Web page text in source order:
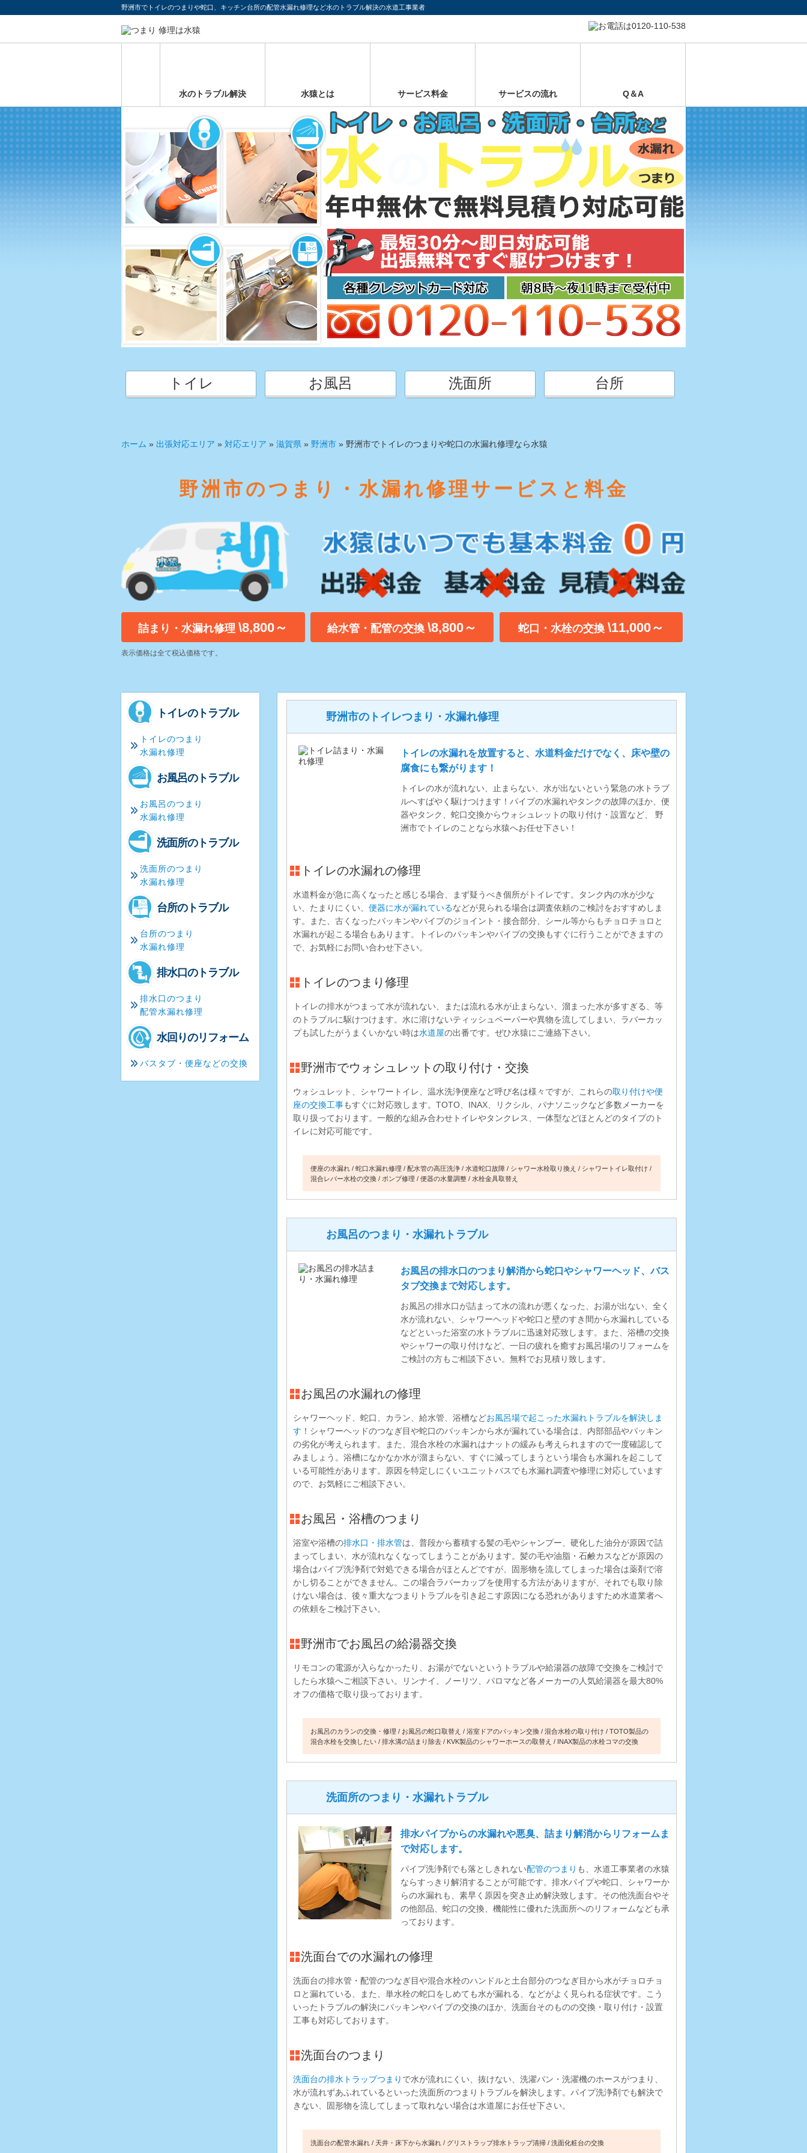
野洲市でトイレのつまりや蛇口、キッチン台所の配管水漏れ修理など水のトラブル解決の水道工事業者
水のトラブル解決 水猿とは サービス料金 サービスの流れ Q＆A
トイレ お風呂 洗面所 台所
ホーム » 出張対応エリア » 対応エリア » 滋賀県 » 野洲市 » 野洲市でトイレのつまりや蛇口の水漏れ修理なら水猿
野洲市のつまり・水漏れ修理サービスと料金
詰まり・水漏れ修理 \8,800～ 給水管・配管の交換 \8,800～ 蛇口・水栓の交換 \11,000～
表示価格は全て税込価格です。
野洲市のトイレつまり・水漏れ修理
トイレの水漏れを放置すると、水道料金だけでなく、床や壁の
腐食にも繋がります！
トイレの水が流れない、止まらない、水が出ないという緊急の水トラブ
ルへすばやく駆けつけます！パイプの水漏れやタンクの故障のほか、便
器やタンク、蛇口交換からウォシュレットの取り付け・設置など、 野
洲市でトイレのことなら水猿へお任せ下さい！
トイレの水漏れの修理
水道料金が急に高くなったと感じる場合、まず疑うべき個所がトイレです。タンク内の水が少な
い、たまりにくい、 便器に水が漏れているなどが見られる場合は調査依頼のご検討をおすすめしま
す。また、古くなったパッキンやパイプのジョイント・接合部分、シール等からもチョロチョロと
水漏れが起こる場合もあります。トイレのパッキンやパイプの交換もすぐに行うことができますの
で、お気軽にお問い合わせ下さい。
トイレのつまり修理
トイレの排水がつまって水が流れない、または流れる水が止まらない、溜まった水が多すぎる、等
のトラブルに駆けつけます。水に溶けないティッシュペーパーや異物を流してしまい、ラバーカッ
プも試したがうまくいかない時は水道屋の出番です。ぜひ水猿にご連絡下さい。
野洲市でウォシュレットの取り付け・交換
ウォシュレット、シャワートイレ、温水洗浄便座など呼び名は様々ですが、これらの取り付けや便
座の交換工事もすぐに対応致します。TOTO、INAX、リクシル、パナソニックなど多数メーカーを
取り扱っております。一般的な組み合わせトイレやタンクレス、一体型などほとんどのタイプのト
イレに対応可能です。
便座の水漏れ 蛇口水漏れ修理 配水管の高圧洗浄 水道蛇口故障 シャワー水栓取り換え
シャワートイレ取付け
混合レバー水栓の交換
ポンプ修理 便器の水量調整 水栓金具取替え
お風呂のつまり・水漏れトラブル
お風呂の排水口のつまり解消から蛇口やシャワーヘッド、バス
タブ交換まで対応します。
お風呂の排水口が詰まって水の流れが悪くなった、お湯が出ない、全く
水が流れない、シャワーヘッドや蛇口と壁のすき間から水漏れしている
などといった浴室の水トラブルに迅速対応致します。また、浴槽の交換
やシャワーの取り付けなど、一日の疲れを癒すお風呂場のリフォームを
ご検討の方もご相談下さい。無料でお見積り致します。
お風呂の水漏れの修理
シャワーヘッド、蛇口、カラン、給水管、浴槽などお風呂場で起こった水漏れトラブルを解決しま
す ！シャワーヘッドのつなぎ目や蛇口のパッキンから水が漏れている場合は、内部部品やパッキン
の劣化が考えられます。また、混合水栓の水漏れはナットの緩みも考えられますので一度確認して
みましょう。浴槽になかなか水が溜まらない、すぐに減ってしまうという場合も水漏れを起こして
いる可能性があります。原因を特定しにくいユニットバスでも水漏れ調査や修理に対応しています
ので、お気軽にご相談下さい。
お風呂・浴槽のつまり
浴室や浴槽の排水口・排水管は、普段から蓄積する髪の毛やシャンプー、硬化した油分が原因で詰
まってしまい、水が流れなくなってしまうことがあります。髪の毛や油脂・石鹸カスなどが原因の
場合はパイプ洗浄剤で対処できる場合がほとんどですが、固形物を流してしまった場合は薬剤で溶
かし切ることができません。この場合ラバーカップを使用する方法がありますが、それでも取り除
けない場合は、後々重大なつまりトラブルを引き起こす原因になる恐れがありますため水道業者へ
の依頼をご検討下さい。
野洲市でお風呂の給湯器交換
リモコンの電源が入らなかったり、お湯がでないというトラブルや給湯器の故障で交換をご検討で
したら水猿へご相談下さい。リンナイ、ノーリツ、パロマなど各メーカーの人気給湯器を最大80%
オフの価格で取り扱っております。
お風呂のカランの交換・修理 お風呂の蛇口取替え 浴室ドアのパッキン交換 混合水栓の取り付け
TOTO製品の
混合水栓を交換したい
排水溝の詰まり除去 KVK製品のシャワーホースの取替え INAX製品の水栓コマの交換
洗面所のつまり・水漏れトラブル
排水パイプからの水漏れや悪臭、詰まり解消からリフォームま
で対応します。
パイプ洗浄剤でも落としきれない配管のつまり も、水道工事業者の水猿
ならすっきり解消することが可能です。排水パイプや蛇口、シャワーか
らの水漏れも、素早く原因を突き止め解決致します。その他洗面台やそ
の他部品、蛇口の交換、機能性に優れた洗面所へのリフォームなども承
っております。
洗面台での水漏れの修理
洗面台の排水管・配管のつなぎ目や混合水栓のハンドルと土台部分のつなぎ目から水がチョロチョ
ロと漏れている、また、単水栓の蛇口をしめても水が漏れる、などがよく見られる症状です。こう
いったトラブルの解決にパッキンやパイプの交換のほか、洗面台そのものの交換・取り付け・設置
工事も対応しております。
洗面台のつまり
洗面台の排水トラップつまり で水が流れにくい、抜けない、洗濯パン・洗濯機のホースがつまり、
水が流れずあふれているといった洗面所のつまりトラブルを解決します。パイプ洗浄剤でも解決で
きない、固形物を流してしまって取れない場合は水道屋にお任せ下さい。
洗面台の配管水漏れ 天井・床下から水漏れ グリストラップ排水トラップ清掃 洗面化粧台の交換
トイレのトラブル
トイレのつまり
水漏れ修理
お風呂のトラブル
お風呂のつまり
水漏れ修理
洗面所のトラブル
洗面所のつまり
水漏れ修理
台所のトラブル
台所のつまり
水漏れ修理
排水口のトラブル
排水口のつまり
配管水漏れ修理
水回りのリフォーム
バスタブ・便座などの交換